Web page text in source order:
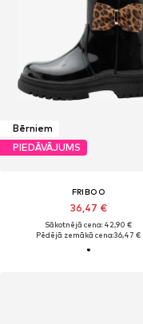
Bērniem
PIEDĀVĀJUMS
FRIBOO
36,47 €
Sākotnējā cena: 42,90 €
Pēdējā zemākā cena:36,47 €